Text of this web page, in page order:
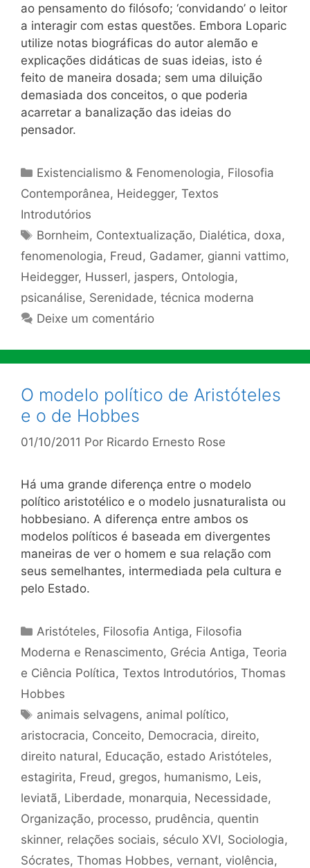
ao pensamento do filósofo; ‘convidando’ o leitor
a interagir com estas questões. Embora Loparic
utilize notas biográficas do autor alemão e
explicações didáticas de suas ideias, isto é
feito de maneira dosada; sem uma diluição
demasiada dos conceitos, o que poderia
acarretar a banalização das ideias do
pensador.
Categorias
Existencialismo & Fenomenologia, Filosofia
Contemporânea, Heidegger, Textos
Introdutórios
Tags
Bornheim, Contextualização, Dialética, doxa,
fenomenologia, Freud , Gadamer, gianni vattimo,
Heidegger, Husserl, jaspers, Ontologia,
psicanálise, Serenidade, técnica moderna
Deixe um comentário
O modelo político de Aristóteles
e o de Hobbes
01/10/2011 Por Ricardo Ernesto Rose
Há uma grande diferença entre o modelo
político aristotélico e o modelo jusnaturalista ou
hobbesiano. A diferença entre ambos os
modelos políticos é baseada em divergentes
maneiras de ver o homem e sua relação com
seus semelhantes, intermediada pela cultura e
pelo Estado.
Categorias
Aristóteles, Filosofia Antiga, Filosofia
Moderna e Renascimento, Grécia Antiga, Teoria
e Ciência Política, Textos Introdutórios, Thomas
Hobbes
Tags
animais selvagens, animal político,
aristocracia, Conceito, Democracia, direito,
direito natural, Educação, estado Aristóteles,
estagirita, Freud, gregos, humanismo, Leis,
leviatã, Liberdade, monarquia, Necessidade,
Organização, processo, prudência, quentin
skinner, relações sociais, século XVI, Sociologia,
Sócrates, Thomas Hobbes, vernant, violência,